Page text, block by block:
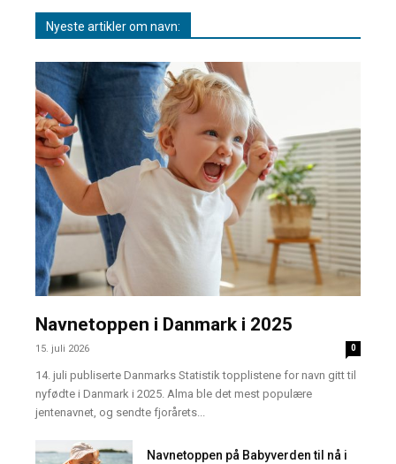
Nyeste artikler om navn:
Navnetoppen i Danmark i 2025
15. juli 2026 0
14. juli publiserte Danmarks Statistik topplistene for navn gitt til
nyfødte i Danmark i 2025. Alma ble det mest populære
jentenavnet, og sendte fjorårets...
Navnetoppen på Babyverden til nå i